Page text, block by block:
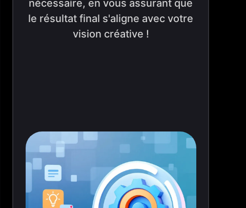
nécessaire, en vous assurant que
le résultat final s'aligne avec votre
vision créative !